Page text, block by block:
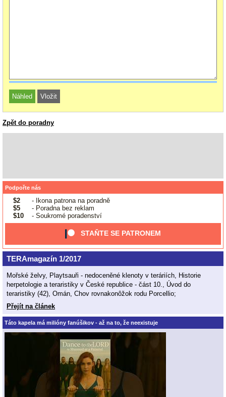
Zpět do poradny
Podpořte nás
$2
- Ikona patrona na poradně
$5
- Poradna bez reklam
$10
- Soukromé poradenství
STAŇTE SE PATRONEM
TERAmagazín 1/2017
Mořské želvy, Playtsauři - nedoceněné klenoty v teráriích, Historie
herpetologie a teraristiky v České republice - část 10., Úvod do
teraristiky (42), Omán, Chov rovnakonôžok rodu Porcellio;
Přejít na článek
Táto kapela má milióny fanúšikov - až na to, že neexistuje